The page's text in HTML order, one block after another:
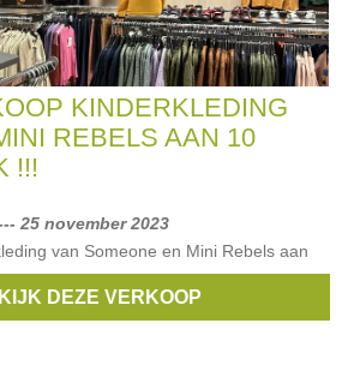
KINDERKLEDING
REBELS AAN 10
!!!
25 november 2023
van Someone en Mini Rebels aan
,Mini Rebels
DEZE VERKOOP